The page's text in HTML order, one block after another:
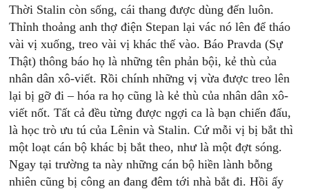
Thời Stalin còn sống, cái thang được dùng đến luôn.
Thỉnh thoảng anh thợ điện Stepan lại vác nó lên để tháo
vài vị xuống, treo vài vị khác thế vào. Báo Pravda (Sự
Thật) thông báo họ là những tên phản bội, kẻ thù của
nhân dân xô-viết. Rồi chính những vị vừa được treo lên
lại bị gỡ đi – hóa ra họ cũng là kẻ thù của nhân dân xô-
viết nốt. Tất cả đều từng được ngợi ca là bạn chiến đấu,
là học trò ưu tú của Lênin và Stalin. Cứ mỗi vị bị bắt thì
một loạt cán bộ khác bị bắt theo, như là một đợt sóng.
Ngay tại trường ta này những cán bộ hiền lành bỗng
nhiên cũng bị công an đang đêm tới nhà bắt đi. Hồi ấy